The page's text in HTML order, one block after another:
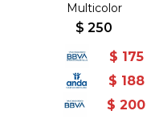
Multicolor
$ 250
$ 175
$ 188
$ 200